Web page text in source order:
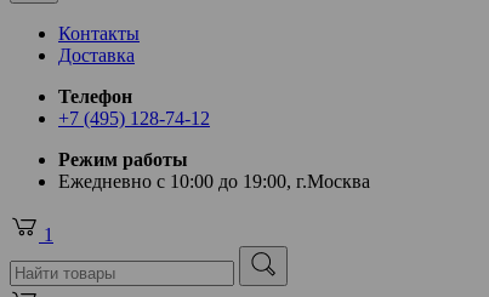
Контакты
Доставка
Телефон
+7 (495) 128-74-12
Режим работы
Ежедневно с 10:00 до 19:00, г.Москва
1